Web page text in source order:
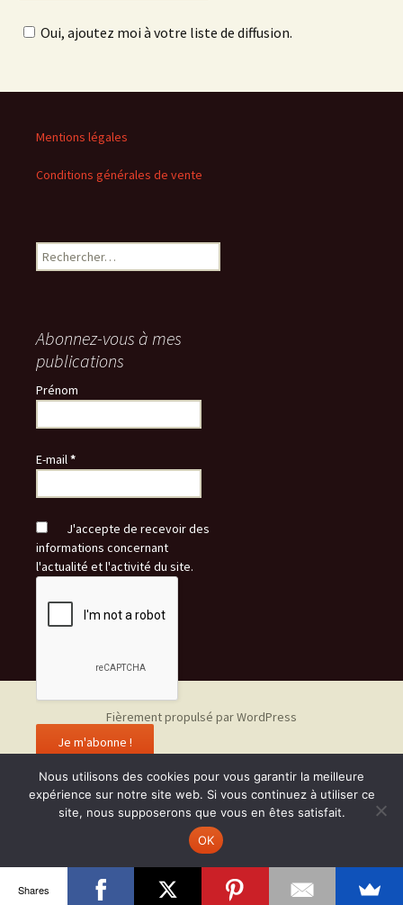
Oui, ajoutez moi à votre liste de diffusion.
Mentions légales
Conditions générales de vente
Rechercher :
Abonnez-vous à mes
publications
Prénom
E-mail*
J'accepte de recevoir des
informations concernant
l'actualité et l'activité du site.
Fièrement propulsé par WordPress
Nous utilisons des cookies pour vous garantir la meilleure
expérience sur notre site web. Si vous continuez à utiliser ce
site, nous supposerons que vous en êtes satisfait.
OK
Shares